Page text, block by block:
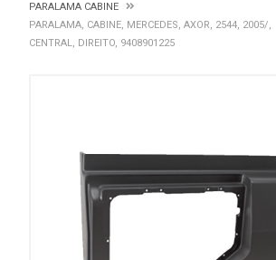
PARALAMA CABINE
PARALAMA, CABINE, MERCEDES, AXOR, 2544, 2005/,
CENTRAL, DIREITO, 9408901225